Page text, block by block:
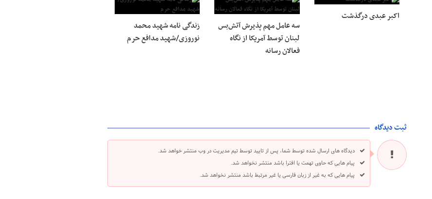
اکبر عبدی درگذشت
سه عامل مهم پذیرش آتش‌بس
لبنان توسط آمریکا از نگاه
فعالان رسانه
زندگی نامه شهید محمد
نوروزی/شهید مدافع حرم
ثبت دیدگاه
دیدگاه های ارسال شده توسط شما، پس از تایید توسط تیم مدیریت در وب منتشر خواهد شد.
پیام هایی که حاوی تهمت یا افترا باشد منتشر نخواهد شد.
پیام هایی که به غیر از زبان فارسی یا غیر مرتبط باشد منتشر نخواهد شد.